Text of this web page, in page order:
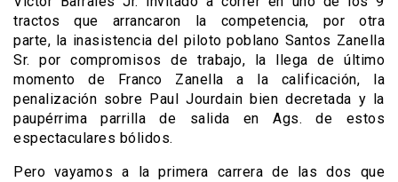
tractos que arrancaron la competencia, por otra
parte, la inasistencia del piloto poblano Santos Zanella
Sr. por compromisos de trabajo, la llega de último
momento de Franco Zanella a la calificación, la
penalización sobre Paul Jourdain bien decretada y la
paupérrima parrilla de salida en Ags. de estos
espectaculares bólidos.
Pero vayamos a la primera carrera de las dos que